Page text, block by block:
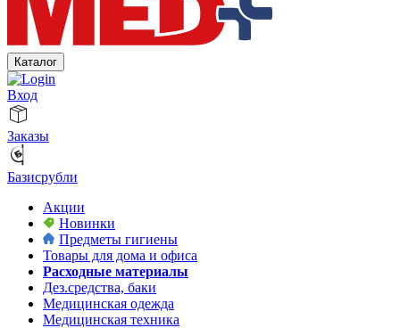
Каталог
Вход
Заказы
Базисрубли
Акции
Новинки
Предметы гигиены
Товары для дома и офиса
Расходные материалы
Дез.средства, баки
Медицинская одежда
Медицинская техника